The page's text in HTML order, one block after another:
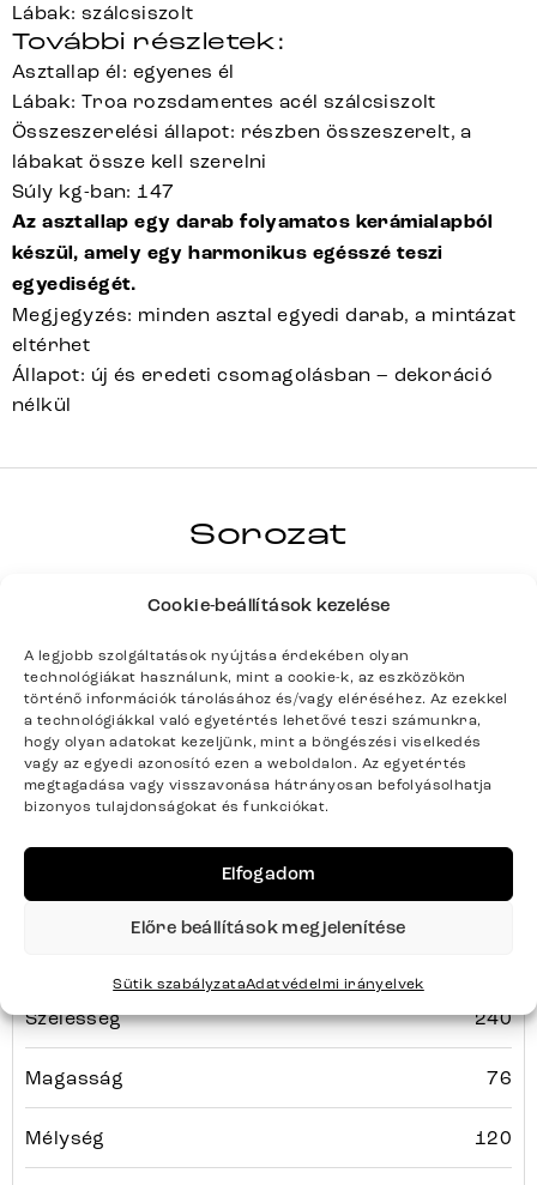
Cookie-beállítások kezelése
A legjobb szolgáltatások nyújtása érdekében olyan
technológiákat használunk, mint a cookie-k, az eszközökön
történő információk tárolásához és/vagy eléréséhez. Az ezekkel
a technológiákkal való egyetértés lehetővé teszi számunkra,
hogy olyan adatokat kezeljünk, mint a böngészési viselkedés
vagy az egyedi azonosító ezen a weboldalon. Az egyetértés
megtagadása vagy visszavonása hátrányosan befolyásolhatja
bizonyos tulajdonságokat és funkciókat.
Elfogadom
Előre beállítások megjelenítése
Sütik szabályzataAdatvédelmi irányelvek
Lábak: szálcsiszolt
További részletek:
Asztallap él: egyenes él
Lábak: Troa rozsdamentes acél szálcsiszolt
Összeszerelési állapot: részben összeszerelt, a
lábakat össze kell szerelni
Súly kg-ban: 147
Az asztallap egy darab folyamatos kerámialapból
készül, amely egy harmonikus egésszé teszi
egyediségét.
Megjegyzés: minden asztal egyedi darab, a mintázat
eltérhet
Állapot: új és eredeti csomagolásban – dekoráció
nélkül
Sorozat
HRANA Teljes sorozat részletei
Termék paraméterei
Színek Fehér/Bézs
Bútortípus Étkezőasztalok
Szélesség 240
Magasság 76
Mélység 120